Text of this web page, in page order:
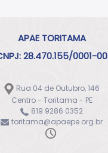
APAE TORITAMA
28.470.155/0001-00
Rua 04 de Outubro, 146
Centro - Toritama - PE
819 9286 0352
toritama@apaepe.org.br